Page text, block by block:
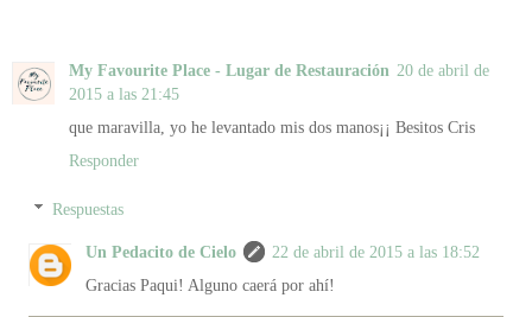
My Favourite Place - Lugar de Restauración 20 de abril de
2015 a las 21:45
que maravilla, yo he levantado mis dos manos¡¡ Besitos Cris
Responder
Respuestas
Un Pedacito de Cielo
22 de abril de 2015 a las 18:52
Gracias Paqui! Alguno caerá por ahí!